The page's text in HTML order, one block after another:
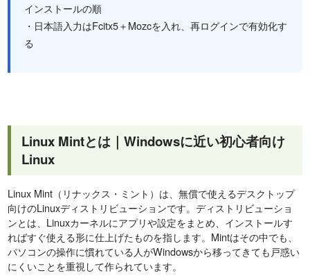
インストールの順
・日本語入力はFcitx5＋Mozcを入れ、再ログインで有効化す
る
Linux Mintとは｜Windowsに近い初心者向け
Linux
Linux Mint（リナックス・ミント）は、無償で使えるデスクトップ
向けのLinuxディストリビューションです。ディストリビューショ
ンとは、Linuxカーネルにアプリや設定をまとめ、インストールす
ればすぐ使える形に仕上げたものを指します。Mintはその中でも、
パソコンの操作に慣れている人がWindowsから移ってきても戸惑い
にくいことを重視して作られています。